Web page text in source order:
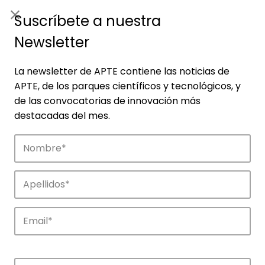
Empresas
Descubre las empresas que impulsan la
innovación en los parques de APTE.
Suscríbete a nuestra
Newsletter
La newsletter de APTE contiene las noticias de
APTE, de los parques científicos y tecnológicos, y
de las convocatorias de innovación más
destacadas del mes.